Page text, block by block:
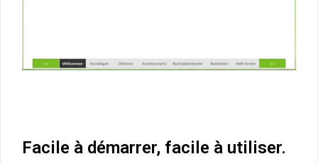
Facile à démarrer, facile à utiliser.